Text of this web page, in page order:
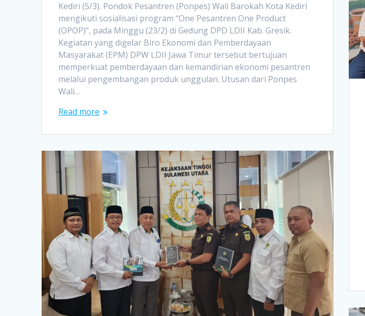
Kediri (5/3). Pondok Pesantren (Ponpes) Wali Barokah Kota Kediri
mengikuti sosialisasi program “One Pesantren One Product
(OPOP)”, pada Minggu (23/2) di Gedung DPD LDII Kab. Gresik.
Kegiatan yang digelar Biro Ekonomi dan Pemberdayaan
Masyarakat (EPM) DPW LDII Jawa Timur tersebut bertujuan
memperkuat pemberdayaan dan kemandirian ekonomi pesantren
melalui pengembangan produk unggulan. Utusan dari Ponpes
Wali…
Read more